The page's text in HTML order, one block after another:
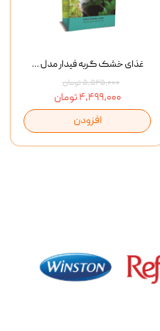
غذای خشک گربه فیدار مدل Adult وزن 10 کیلوگرم
۵,۵۲۵,۰۰۰ تومان
۴,۴۹۹,۰۰۰ تومان
افزودن